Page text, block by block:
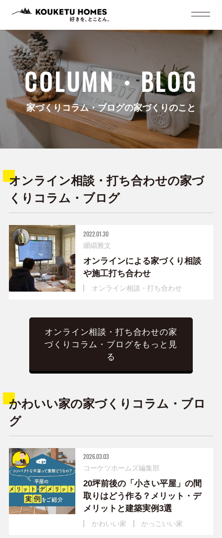
COLUMN・BLOG
家づくりコラム・ブログの家づくりのこと
オンライン相談・打ち合わせの家づ
くりコラム・ブログ
2022.01.30
纐纈雅文
オンラインによる家づくり相談
や施工打ち合わせ
オンライン相談・打ち合わせ
オンライン相談・打ち合わせの家
づくりコラム・ブログをもっと見
る
かわいい家の家づくりコラム・ブロ
グ
2026.03.03
コーケツホームズ編集部
20坪前後の「小さい平屋」の間
取りはどう作る？メリット・デ
メリットと建築実例3選
かわいい家 かっこいい家